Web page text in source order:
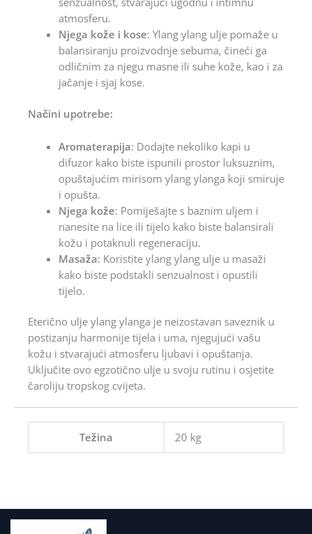
atmosferu.
Njega kože i kose: Ylang ylang ulje pomaže u
balansiranju proizvodnje sebuma, čineći ga
odličnim za njegu masne ili suhe kože, kao i za
jačanje i sjaj kose.
Načini upotrebe:
Aromaterapija: Dodajte nekoliko kapi u
difuzor kako biste ispunili prostor luksuznim,
opuštajućim mirisom ylang ylanga koji smiruje
i opušta.
Njega kože: Pomiješajte s baznim uljem i
nanesite na lice ili tijelo kako biste balansirali
kožu i potaknuli regeneraciju.
Masaža: Koristite ylang ylang ulje u masaži
kako biste podstakli senzualnost i opustili
tijelo.
Eterično ulje ylang ylanga je neizostavan saveznik u
postizanju harmonije tijela i uma, njegujući vašu
kožu i stvarajući atmosferu ljubavi i opuštanja.
Uključite ovo egzotično ulje u svoju rutinu i osjetite
čaroliju tropskog cvijeta.
Težina 20 kg